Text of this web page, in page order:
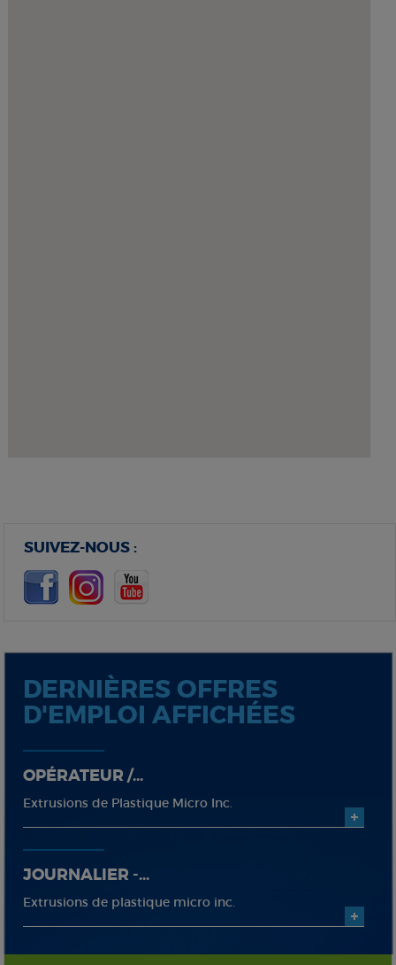
SUIVEZ-NOUS :
DERNIÈRES OFFRES
D'EMPLOI AFFICHÉES
OPÉRATEUR /...
Extrusions de Plastique Micro Inc.
JOURNALIER -...
Extrusions de plastique micro inc.